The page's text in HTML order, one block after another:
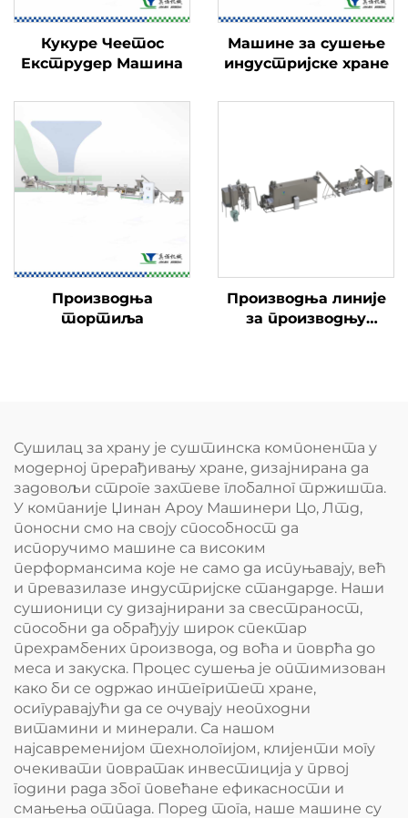
Кукуре Чеетос
Екструдер Машина
Машине за сушење
индустријске хране
Производња
тортиља
Производња линије
за производњу
Сушилац за храну је суштинска компонента у
модерној прерађивању хране, дизајнирана да
задовољи строге захтеве глобалног тржишта.
У компаније Џинан Ароу Машинери Цо, Лтд,
поносни смо на своју способност да
испоручимо машине са високим
перформансима које не само да испуњавају, већ
и превазилазе индустријске стандарде. Наши
сушионици су дизајнирани за свестраност,
способни да обрађују широк спектар
прехрамбених производа, од воћа и поврћа до
меса и закуска. Процес сушења је оптимизован
како би се одржао интегритет хране,
осигуравајући да се очувају неопходни
витамини и минерали. Са нашом
најсавременијом технологијом, клијенти могу
очекивати повратак инвестиција у првој
години рада због повећане ефикасности и
смањења отпада. Поред тога, наше машине су